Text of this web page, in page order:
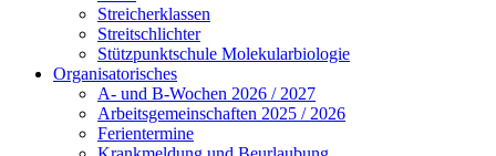
Streicherklassen
Streitschlichter
Stützpunktschule Molekularbiologie
Organisatorisches
A- und B-Wochen 2026 / 2027
Arbeitsgemeinschaften 2025 / 2026
Ferientermine